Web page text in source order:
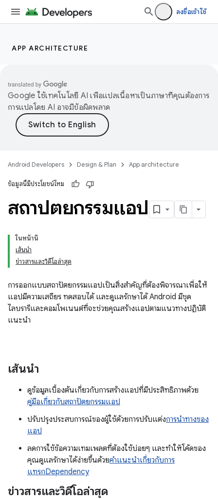
ลงชื่อเข้าใช้
APP ARCHITECTURE
Google ใช้เทคโนโลยี AI เพื่อแปลเนื้อหาเป็นภาษาที่คุณต้องการ
การแปลโดย AI อาจมีข้อผิดพลาด
Android Developers Design & Plan App architecture
ข้อมูลนี้มีประโยชน์ไหม
สถาปัตยกรรมแอป
ในหน้านี้
เส้นนำ
ข่าวสารและวิดีโอล่าสุด
การออกแบบสถาปัตยกรรมแอปเป็นสิ่งสําคัญที่ต้องพิจารณาเพื่อให้
แอปมีความเสถียร ทดสอบได้ และดูแลรักษาได้ Android มีชุด
ไลบรารีและคอมโพเนนต์ที่จะช่วยคุณสร้างแอปตามแนวทางปฏิบัติ
แนะนำ
เส้นนำ
ดูข้อมูลเบื้องต้นเกี่ยวกับการสร้างแอปที่มีประสิทธิภาพด้วย
คู่มือเกี่ยวกับสถาปัตยกรรมแอป
ปรับปรุงประสบการณ์ของผู้ใช้ด้วยการปรับแต่งการนําทางของ
แอป
ลดการใช้ข้อความเทมเพลตที่ต้องใช้บ่อยๆ และทำให้โค้ดของ
คุณดูแลรักษาได้ง่ายขึ้นด้วยคำแนะนำเกี่ยวกับการ
แทรกDependency
ข่าวสารและวิดีโอล่าสุด